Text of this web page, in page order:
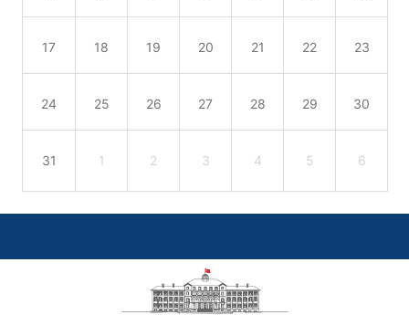
17 18 19 20 21 22 23
24 25 26 27 28 29 30
31 1 2 3 4 5 6